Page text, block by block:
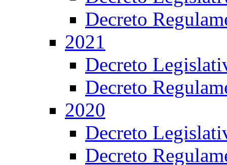
Decreto
2021
Decreto
Decreto
2020
Decreto
Decreto